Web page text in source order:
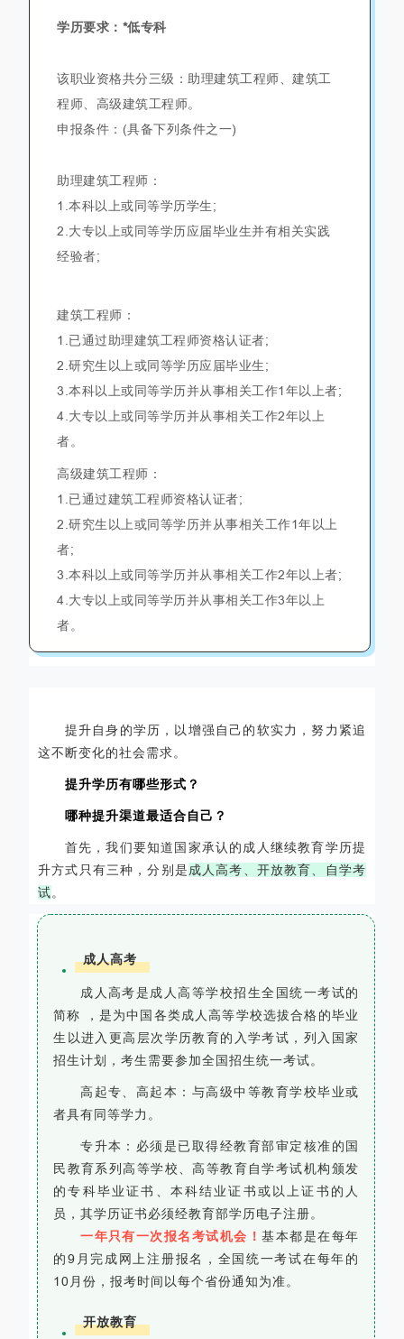
学历要求：*低专科
该职业资格共分三级：助理建筑工程师、建筑工
程师、高级建筑工程师。
申报条件：(具备下列条件之一)
助理建筑工程师：
1.本科以上或同等学历学生;
2.大专以上或同等学历应届毕业生并有相关实践
经验者;
建筑工程师：
1.已通过助理建筑工程师资格认证者;
2.研究生以上或同等学历应届毕业生;
3.本科以上或同等学历并从事相关工作1年以上者;
4.大专以上或同等学历并从事相关工作2年以上
者。
高级建筑工程师：
1.已通过建筑工程师资格认证者;
2.研究生以上或同等学历并从事相关工作1年以上
者;
3.本科以上或同等学历并从事相关工作2年以上者;
4.大专以上或同等学历并从事相关工作3年以上
者。
提升自身的学历，以增强自己的软实力，努力紧追
这不断变化的社会需求。
提升学历有哪些形式？
哪种提升渠道最适合自己？
首先，我们要知道国家承认的成人继续教育学历提
升方式只有三种，分别是成人高考、开放教育、自学考
试。
成人高考
成人高考是成人高等学校招生全国统一考试的
简称 ，是为中国各类成人高等学校选拔合格的毕业
生以进入更高层次学历教育的入学考试，列入国家
招生计划，考生需要参加全国招生统一考试。
高起专、高起本 ：与高级中等教育学校毕业或
者具有同等学力。
专升本 ：必须是已取得经教育部审定核准的国
民教育系列高等学校、高等教育自学考试机构颁发
的专科毕业证书、本科结业证书或以上证书的人
员，其学历证书必须经教育部学历电子注册。
一年只有一次报名考试机会！基本都是在每年
的9月完成网上注册报名，全国统一考试在每年的
10月份，报考时间以每个省份通知为准。
开放教育